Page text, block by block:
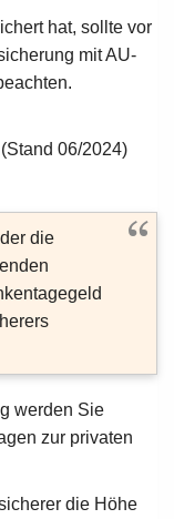
hat, sollte vor
mit AU-
(Stand 06/2024)
die
werden Sie
zur privaten
die Höhe